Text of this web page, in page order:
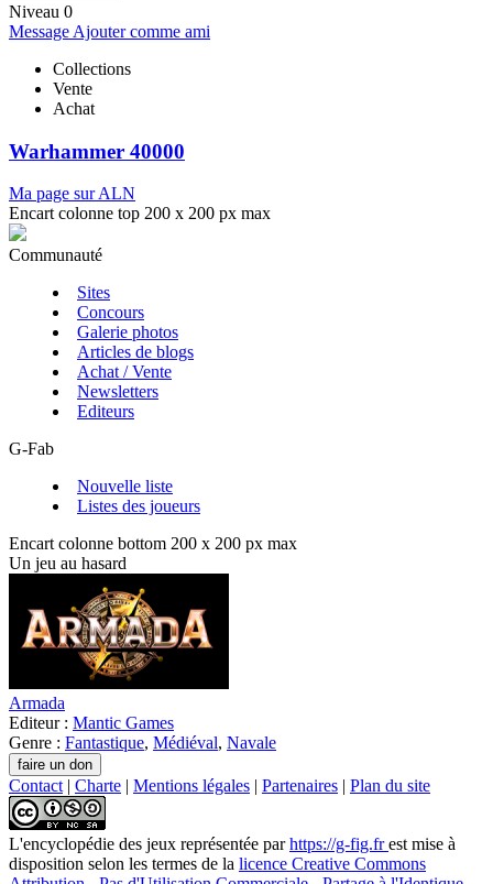
Niveau 0
Message Ajouter comme ami
Collections
Vente
Achat
Warhammer 40000
Ma page sur ALN
Encart colonne top 200 x 200 px max
Communauté
Sites
Concours
Galerie photos
Articles de blogs
Achat / Vente
Newsletters
Editeurs
G-Fab
Nouvelle liste
Listes des joueurs
Encart colonne bottom 200 x 200 px max
Un jeu au hasard
Armada
Editeur : Mantic Games
Genre : Fantastique, Médiéval, Navale
Contact | Charte | Mentions légales | Partenaires | Plan du site
L'encyclopédie des jeux représentée parhttps://g-fig.frest mise à
disposition selon les termes de la licence Creative Commons